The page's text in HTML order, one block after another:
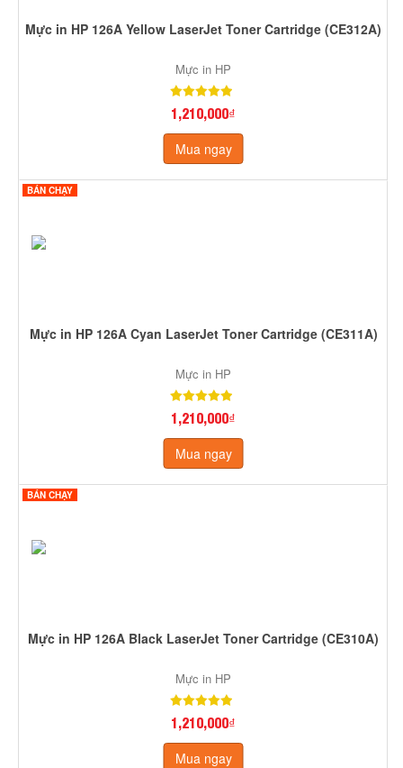
Mực in HP 126A Yellow LaserJet Toner Cartridge (CE312A)
Mực in HP
1,210,000₫
Mua ngay
BÁN CHẠY
Mực in HP 126A Cyan LaserJet Toner Cartridge (CE311A)
Mực in HP
1,210,000₫
Mua ngay
BÁN CHẠY
Mực in HP 126A Black LaserJet Toner Cartridge (CE310A)
Mực in HP
1,210,000₫
Mua ngay